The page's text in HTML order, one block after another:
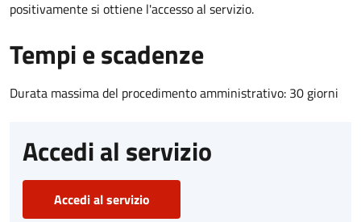
positivamente si ottiene l'accesso al servizio.
Tempi e scadenze
Durata massima del procedimento amministrativo: 30 giorni
Accedi al servizio
Accedi al servizio